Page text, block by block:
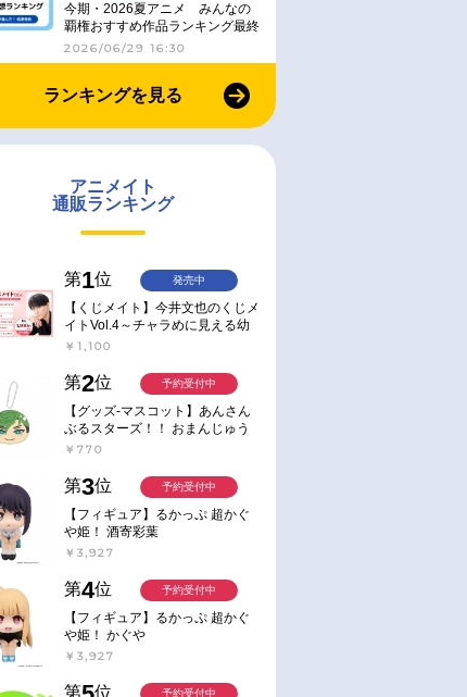
今期・2026夏アニメ みんなの
覇権おすすめ作品ランキング最終
結果発表！
2026/06/29 16:30
ランキングを見る
アニメイト
通販ランキング
第1位
【くじメイト】今井文也のくじメ
イトVol.4～チャラめに見える幼
馴染、実は一途で独占欲が強いん
￥1,100
発売中
第2位
【グッズ-マスコット】あんさん
ぶるスターズ！！ おまんじゅう
にぎにぎマスコット ねくすと2
￥770
予約受付中
第3位
【フィギュア】るかっぷ 超かぐ
や姫！ 酒寄彩葉
￥3,927
予約受付中
第4位
【フィギュア】るかっぷ 超かぐ
や姫！ かぐや
￥3,927
予約受付中
第 位 予約受付中